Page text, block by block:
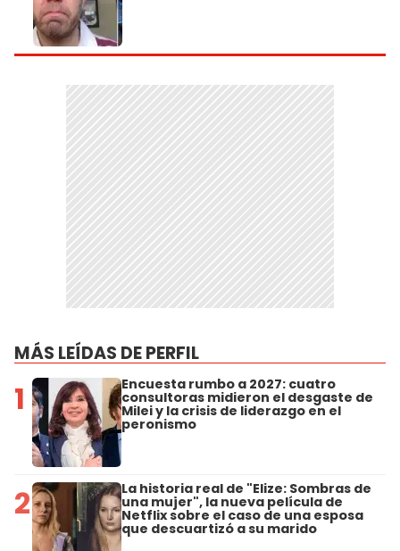
MÁS LEÍDAS DE PERFIL
1 Encuesta rumbo a 2027: cuatro
consultoras midieron el desgaste de
Milei y la crisis de liderazgo en el
peronismo
2 La historia real de "Elize: Sombras de
una mujer", la nueva película de
Netflix sobre el caso de una esposa
que descuartizó a su marido